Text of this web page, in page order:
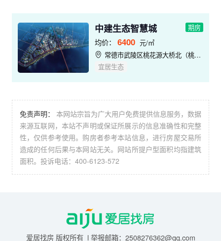
中建生态智慧城
均价： 6400 元/㎡
常德市武陵区桃花源大桥北（桃花源路与竹叶路交汇处）
宜居生态
期房
免责声明：
本网站宗旨为广大用户免费提供信息服务，数据
来源互联网，本站不声明或保证所展示的信息准确性和完整
性，仅供参考使用。购房者参考本站信息，进行房屋交易所
造成的任何后果与本网站无关。网站所提户型面积均指建筑
面积。投诉电话：400-6123-572
爱居找房 版权所有 l 举报邮箱：2508276362@qq.com